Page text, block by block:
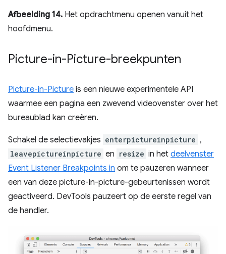
Afbeelding 14. Het opdrachtmenu openen vanuit het
hoofdmenu.
Picture-in-Picture-breekpunten
Picture-in-Picture is een nieuwe experimentele API
waarmee een pagina een zwevend videovenster over het
bureaublad kan creëren.
Schakel de selectievakjes enterpictureinpicture ,
leavepictureinpicture en resize in het deelvenster
Event Listener Breakpoints in om te pauzeren wanneer
een van deze picture-in-picture-gebeurtenissen wordt
geactiveerd. DevTools pauzeert op de eerste regel van
de handler.